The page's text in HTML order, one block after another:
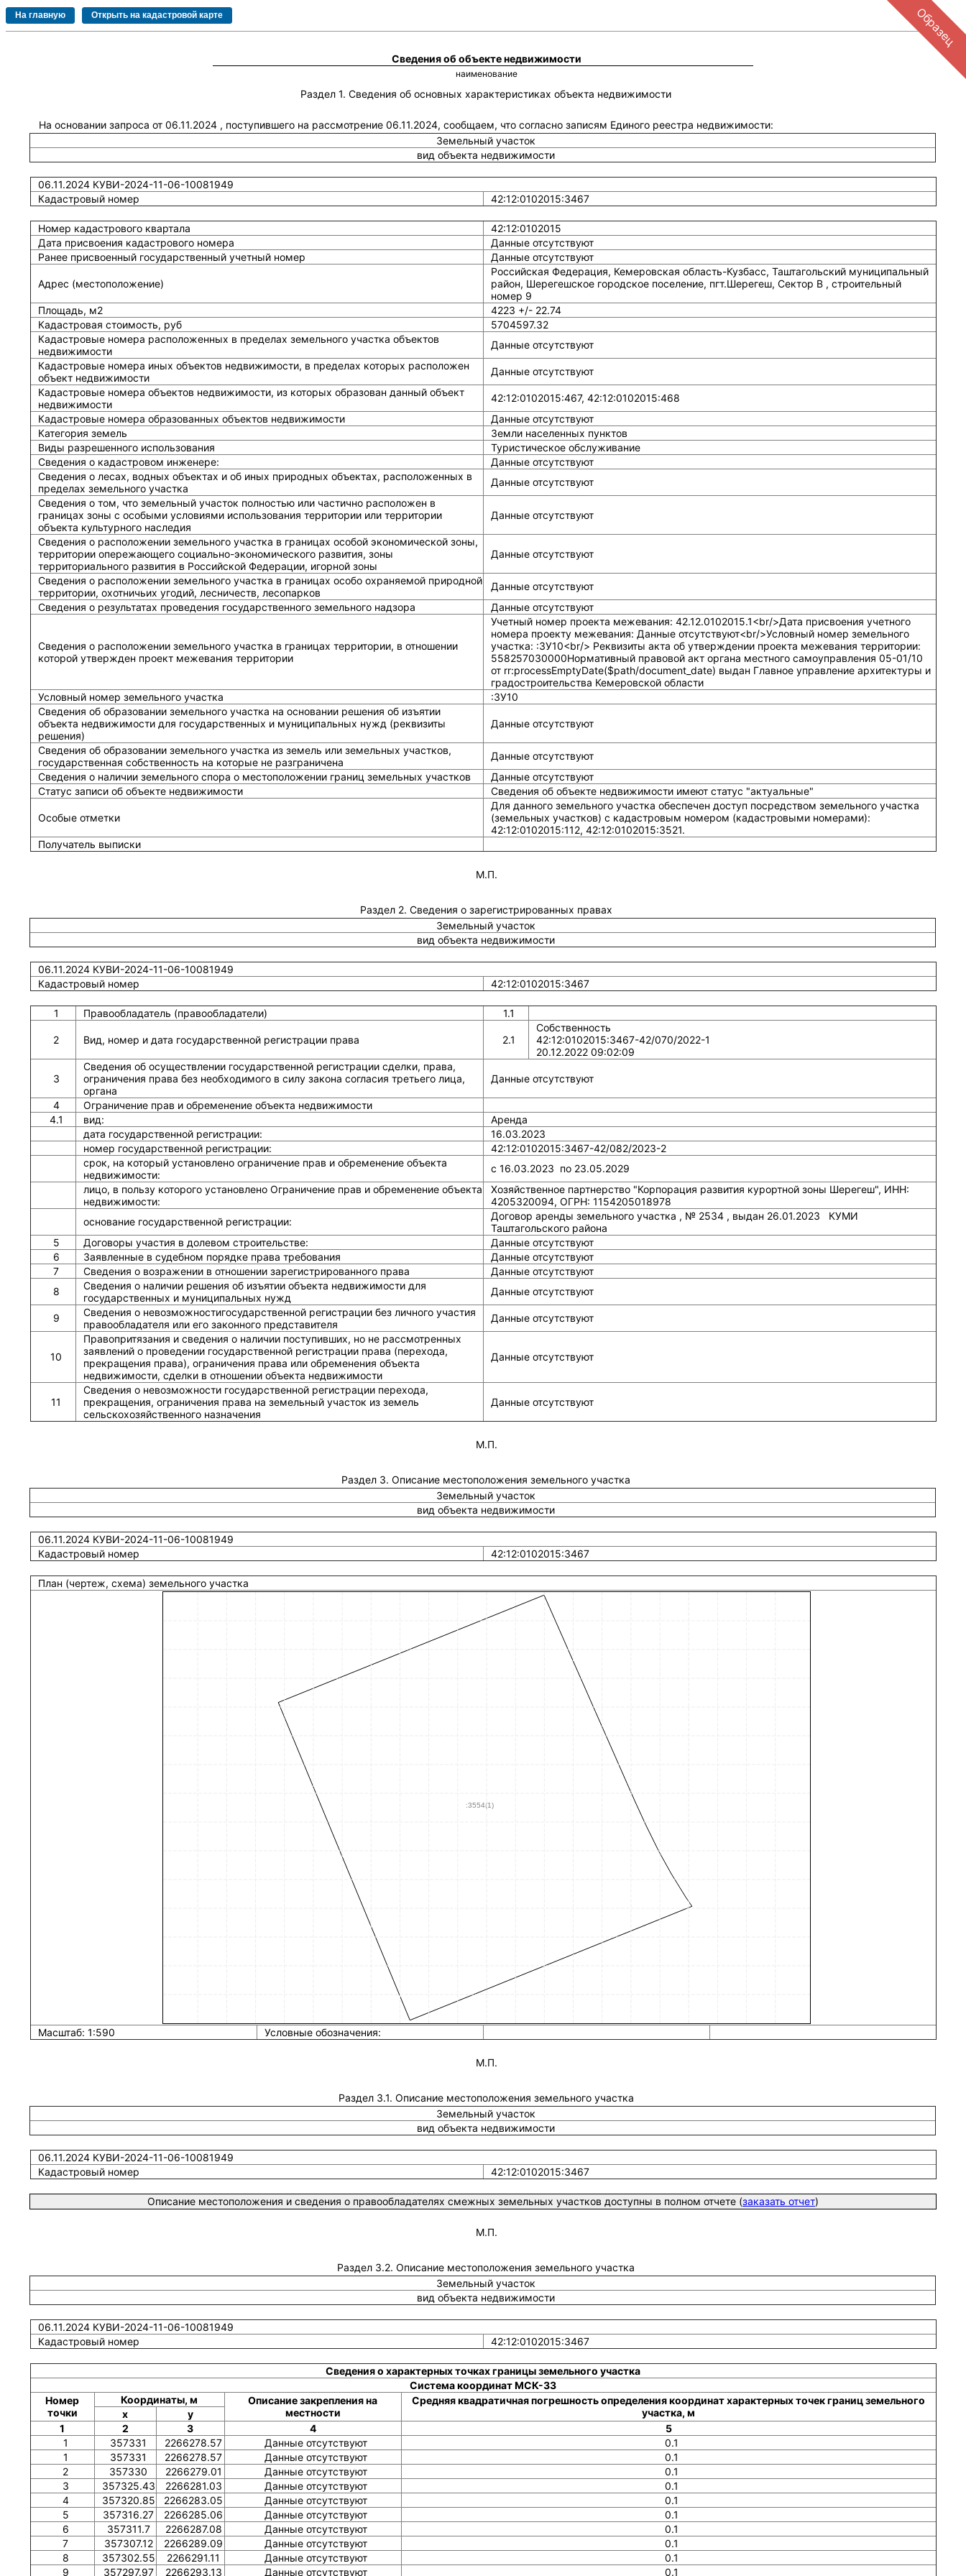
Сведения об объекте недвижимости
наименование
Раздел 1. Сведения об основных характеристиках объекта недвижимости
На основании запроса от 06.11.2024 , поступившего на рассмотрение 06.11.2024, сообщаем, что согласно записям Единого реестра недвижимости:
Земельный участок
вид объекта недвижимости
06.11.2024 КУВИ-2024-11-06-10081949
Кадастровый номер
42:12:0102015:3467
Номер кадастрового квартала
42:12:0102015
Дата присвоения кадастрового номера
Данные отсутствуют
Ранее присвоенный государственный учетный номер
Данные отсутствуют
Адрес (местоположение)
Российская Федерация, Кемеровская область-Кузбасс, Таштагольский муниципальный
район, Шерегешское городское поселение, пгт.Шерегеш, Сектор В , строительный
номер 9
Площадь, м2
4223 +/- 22.74
Кадастровая стоимость, руб
5704597.32
Кадастровые номера расположенных в пределах земельного участка объектов
недвижимости
Данные отсутствуют
Кадастровые номера иных объектов недвижимости, в пределах которых расположен
объект недвижимости
Данные отсутствуют
Кадастровые номера объектов недвижимости, из которых образован данный объект
недвижимости
42:12:0102015:467, 42:12:0102015:468
Кадастровые номера образованных объектов недвижимости
Данные отсутствуют
Категория земель
Земли населенных пунктов
Виды разрешенного использования
Туристическое обслуживание
Сведения о кадастровом инженере:
Данные отсутствуют
Cведения о лесах, водных объектах и об иных природных объектах, расположенных в
пределах земельного участка
Данные отсутствуют
Сведения о том, что земельный участок полностью или частично расположен в
границах зоны с особыми условиями использования территории или территории
объекта культурного наследия
Данные отсутствуют
Сведения о расположении земельного участка в границах особой экономической зоны,
территории опережающего социально-экономического развития, зоны
территориального развития в Российской Федерации, игорной зоны
Данные отсутствуют
Сведения о расположении земельного участка в границах особо охраняемой природной
территории, охотничьих угодий, лесничеств, лесопарков
Данные отсутствуют
Сведения о результатах проведения государственного земельного надзора
Данные отсутствуют
Сведения о расположении земельного участка в границах территории, в отношении
которой утвержден проект межевания территории
Учетный номер проекта межевания: 42.12.0102015.1<br/>Дата присвоения учетного
номера проекту межевания: Данные отсутствуют<br/>Условный номер земельного
участка: :ЗУ10<br/> Реквизиты акта об утверждении проекта межевания территории:
558257030000Нормативный правовой акт органа местного самоуправления 05-01/10
от rr:processEmptyDate($path/document_date) выдан Главное управление архитектуры и
градостроительства Кемеровской области
Условный номер земельного участка
:ЗУ10
Сведения об образовании земельного участка на основании решения об изъятии
объекта недвижимости для государственных и муниципальных нужд (реквизиты
решения)
Данные отсутствуют
Сведения об образовании земельного участка из земель или земельных участков,
государственная собственность на которые не разграничена
Данные отсутствуют
Сведения о наличии земельного спора о местоположении границ земельных участков
Данные отсутствуют
Статус записи об объекте недвижимости
Сведения об объекте недвижимости имеют статус "актуальные"
Особые отметки
Для данного земельного участка обеспечен доступ посредством земельного участка
(земельных участков) с кадастровым номером (кадастровыми номерами):
42:12:0102015:112, 42:12:0102015:3521.
Получатель выписки
М.П.
Раздел 2. Сведения о зарегистрированных правах
Земельный участок
вид объекта недвижимости
06.11.2024 КУВИ-2024-11-06-10081949
Кадастровый номер
42:12:0102015:3467
1 Правообладатель (правообладатели) 1.1
2 Вид, номер и дата государственной регистрации права 2.1
Собственность
42:12:0102015:3467-42/070/2022-1
20.12.2022 09:02:09
3
Сведения об осуществлении государственной регистрации сделки, права,
ограничения права без необходимого в силу закона согласия третьего лица,
органа
Данные отсутствуют
4
Ограничение прав и обременение объекта недвижимости
4.1
вид:
Аренда
дата государственной регистрации:
16.03.2023
номер государственной регистрации:
42:12:0102015:3467-42/082/2023-2
срок, на который установлено ограничение прав и обременение объекта
недвижимости:
c 16.03.2023 по 23.05.2029
лицо, в пользу которого установлено Ограничение прав и обременение объекта
недвижимости:
Хозяйственное партнерство "Корпорация развития курортной зоны Шерегеш", ИНН:
4205320094, ОГРН: 1154205018978
основание государственной регистрации:
Договор аренды земельного участка , № 2534 , выдан 26.01.2023 КУМИ
Таштагольского района
5
Договоры участия в долевом строительстве:
Данные отсутствуют
6
Заявленные в судебном порядке права требования
Данные отсутствуют
7
Сведения о возражении в отношении зарегистрированного права
Данные отсутствуют
8
Сведения о наличии решения об изъятии объекта недвижимости для
государственных и муниципальных нужд
Данные отсутствуют
9
Сведения о невозможностигосударственной регистрации без личного участия
правообладателя или его законного представителя
Данные отсутствуют
10
Правопритязания и сведения о наличии поступивших, но не рассмотренных
заявлений о проведении государственной регистрации права (перехода,
прекращения права), ограничения права или обременения объекта
недвижимости, сделки в отношении объекта недвижимости
Данные отсутствуют
11
Сведения о невозможности государственной регистрации перехода,
прекращения, ограничения права на земельный участок из земель
сельскохозяйственного назначения
Данные отсутствуют
М.П.
Раздел 3. Описание местоположения земельного участка
Земельный участок
вид объекта недвижимости
06.11.2024 КУВИ-2024-11-06-10081949
Кадастровый номер
42:12:0102015:3467
План (чертеж, схема) земельного участка
Масштаб: 1:590 Условные обозначения:
М.П.
Раздел 3.1. Описание местоположения земельного участка
Земельный участок
вид объекта недвижимости
06.11.2024 КУВИ-2024-11-06-10081949
Кадастровый номер
42:12:0102015:3467
Описание местоположения и сведения о правообладателях смежных земельных участков доступны в полном отчете (заказать отчет)
М.П.
Раздел 3.2. Описание местоположения земельного участка
Земельный участок
вид объекта недвижимости
06.11.2024 КУВИ-2024-11-06-10081949
Кадастровый номер
42:12:0102015:3467
Сведения о характерных точках границы земельного участка
Система координат МСК-33
Номер
точки
Координаты, м
Описание закрепления на
местности
Средняя квадратичная погрешность определения координат характерных точек границ земельного
участка, м
x
y
1
2 3 4
5
1
357331 2266278.57 Данные отсутствуют
0.1
1
357331 2266278.57 Данные отсутствуют
0.1
2
357330 2266279.01 Данные отсутствуют
0.1
3
357325.43 2266281.03 Данные отсутствуют
0.1
4
357320.85 2266283.05 Данные отсутствуют
0.1
5
357316.27 2266285.06 Данные отсутствуют
0.1
6
357311.7 2266287.08 Данные отсутствуют
0.1
7
357307.12 2266289.09 Данные отсутствуют
0.1
8
357302.55 2266291.11 Данные отсутствуют
0.1
9
357297.97 2266293.13 Данные отсутствуют 0.1
Образец